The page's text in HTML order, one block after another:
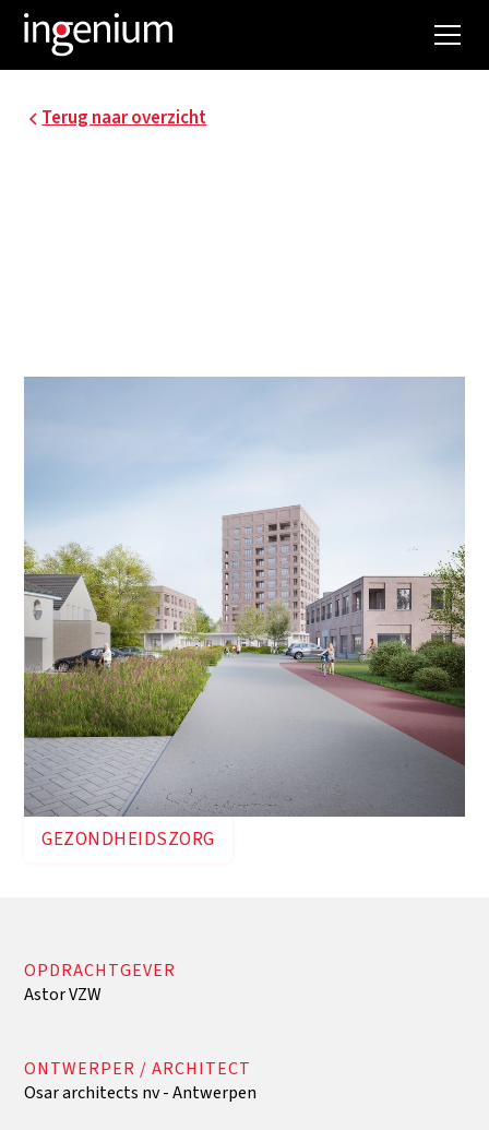
Terug naar overzicht
GEZONDHEIDSZORG
OPDRACHTGEVER
Astor VZW
ONTWERPER / ARCHITECT
Osar architects nv - Antwerpen